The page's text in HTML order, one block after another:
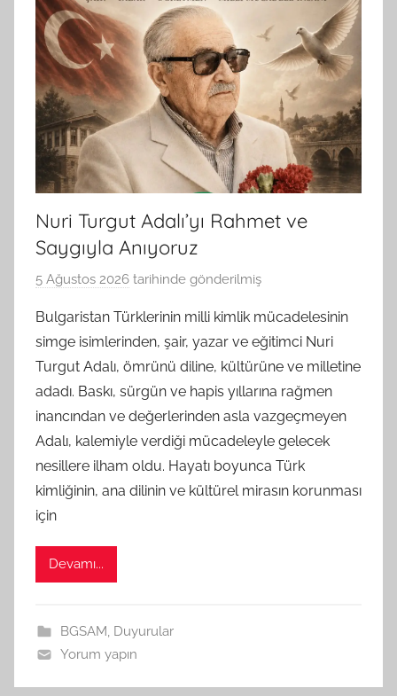
Nuri Turgut Adalı’yı Rahmet ve
Saygıyla Anıyoruz
5 Ağustos 2026 tarihinde gönderilmiş
S
A
M
t
a
r
a
f
Bulgaristan Türklerinin milli kimlik mücadelesinin
simge isimlerinden, şair, yazar ve eğitimci Nuri
Turgut Adalı, ömrünü diline, kültürüne ve milletine
adadı. Baskı, sürgün ve hapis yıllarına rağmen
inancından ve değerlerinden asla vazgeçmeyen
Adalı, kalemiyle verdiği mücadeleyle gelecek
nesillere ilham oldu. Hayatı boyunca Türk
kimliğinin, ana dilinin ve kültürel mirasın korunması
için
Devamı...
BGSAM, Duyurular
Yorum yapın